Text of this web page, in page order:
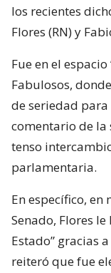
los recientes
Flores (RN) y
Fue en el espacio
Fabulosos,
de seriedad
comentario de la
tenso
parlamentaria.
En específico,
Senado, Flores
Estado” gracias
reiteró que fue